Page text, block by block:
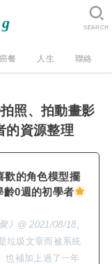
餐 人生 聯絡
SEARCH
照、拍動畫影
的資源整理
歡的角色模型擺
0週的初學者
》@ 2021/08/18。
垃圾文章而被系統
也補加上過了一年